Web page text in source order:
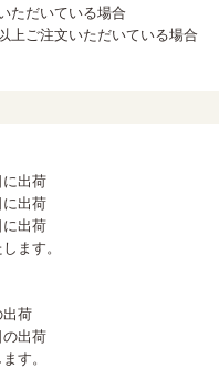
ただいている場合
上ご注文いただいている場合
出荷
出荷
出荷
ます。
荷
出荷
す。